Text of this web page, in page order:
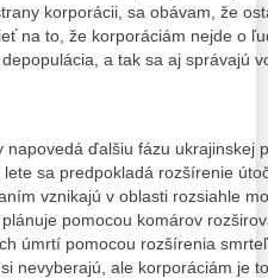
korporácii, sa obávam, že
na to, že korporáciám nejde o
a tak sa aj správajú
napovedá ďalšiu fázu ukrajinskej
sa predpokladá rozšírenie
vznikajú v oblasti rozsiahle
pomocou komárov
úmrtí pomocou rozšírenia
nevyberajú, ale korporáciám je